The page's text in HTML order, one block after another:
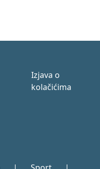
Izjava o
kolačićima